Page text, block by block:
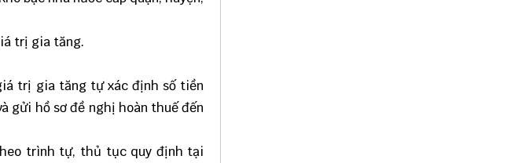
trị gia tăng.
trị gia tăng tự xác định số tiền
gửi hồ sơ đề nghị hoàn thuế đến
trình tự, thủ tục quy định tại